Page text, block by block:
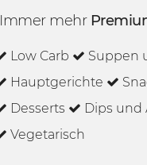
Immer mehr
Low Carb
Suppen
Hauptgerichte
Desserts
Dips und
Vegetarisch